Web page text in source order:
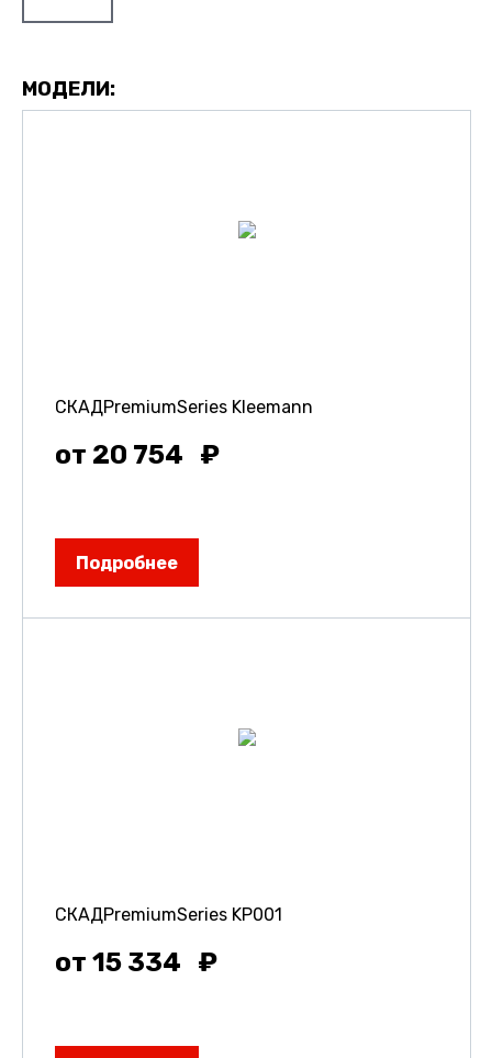
МОДЕЛИ:
СКАДPremiumSeries Kleemann
от 20 754
Подробнее
СКАДPremiumSeries KP001
от 15 334